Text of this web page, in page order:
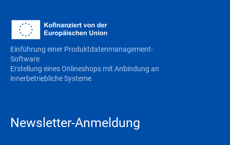
Einführung einer Produktdatenmanagement-
Software
Erstellung eines Onlineshops mit Anbindung an
innerbetriebliche Systeme
Newsletter-Anmeldung